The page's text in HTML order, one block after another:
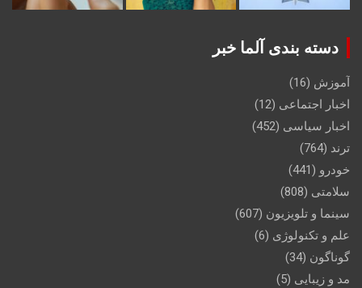
دسته بندی آلما خبر
آموزش (16)
اخبار اجتماعی (12)
اخبار سیاسی (452)
ترند (764)
خودرو (441)
سلامتی (808)
سینما و تلویزیون (607)
علم و تکنولوژی (6)
گوناگون (34)
مد و زیبایی (5)